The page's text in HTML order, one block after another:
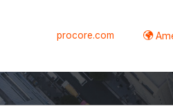
procore.com